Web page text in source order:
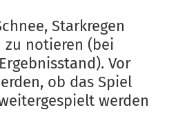
Starkregen
zu notieren (bei
Vor
ob das Spiel
werden